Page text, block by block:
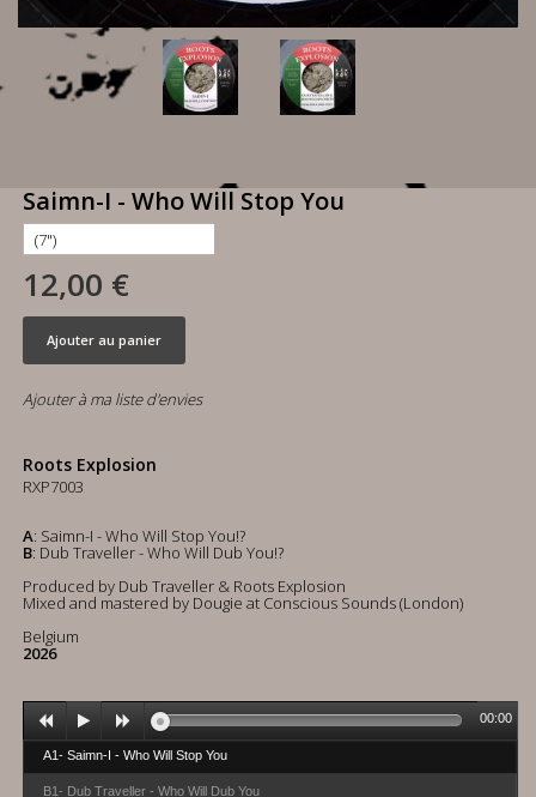
Saimn-I - Who Will Stop You
12,00 €
Ajouter au panier
Ajouter à ma liste d'envies
Roots Explosion
RXP7003
A: Saimn-I - Who Will Stop You!?
B: Dub Traveller - Who Will Dub You!?
Produced by Dub Traveller & Roots Explosion
Mixed and mastered by Dougie at Conscious Sounds (London)
Belgium
2026
A1- Saimn-I - Who Will Stop You
B1- Dub Traveller - Who Will Dub You
00:00